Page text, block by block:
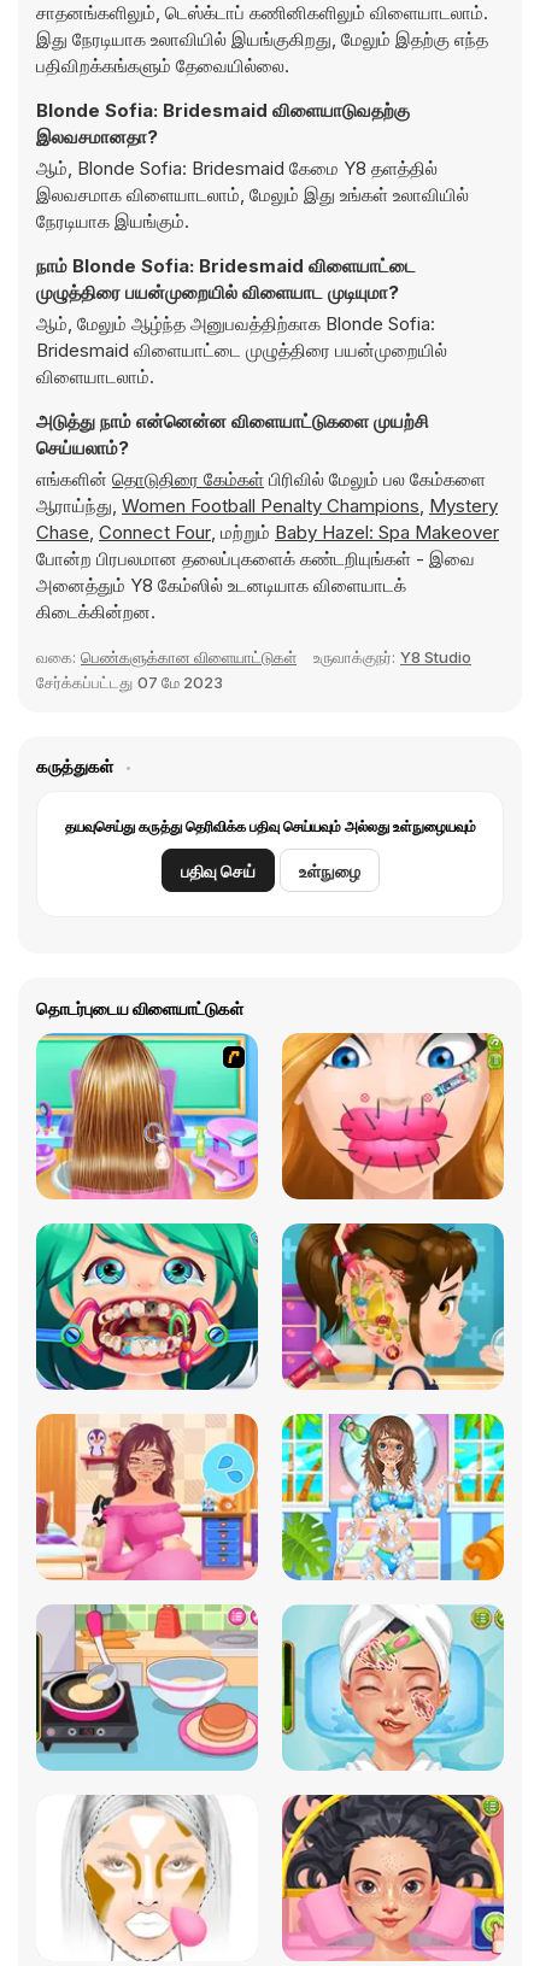
சாதனங்களிலும், டெஸ்க்டாப் கணினிகளிலும் விளையாடலாம்.
இது நேரடியாக உலாவியில் இயங்குகிறது, மேலும் இதற்கு எந்த
பதிவிறக்கங்களும் தேவையில்லை.
Blonde Sofia: Bridesmaid விளையாடுவதற்கு
இலவசமானதா?
ஆம், Blonde Sofia: Bridesmaid கேமை Y8 தளத்தில்
இலவசமாக விளையாடலாம், மேலும் இது உங்கள் உலாவியில்
நேரடியாக இயங்கும்.
நாம் Blonde Sofia: Bridesmaid விளையாட்டை
முழுத்திரை பயன்முறையில் விளையாட முடியுமா?
ஆம், மேலும் ஆழ்ந்த அனுபவத்திற்காக Blonde Sofia:
Bridesmaid விளையாட்டை முழுத்திரை பயன்முறையில்
விளையாடலாம்.
அடுத்து நாம் என்னென்ன விளையாட்டுகளை முயற்சி
செய்யலாம்?
எங்களின் தொடுதிரை கேம்கள் பிரிவில் மேலும் பல கேம்களை
ஆராய்ந்து, Women Football Penalty Champions, Mystery
Chase, Connect Four, மற்றும் Baby Hazel: Spa Makeover
போன்ற பிரபலமான தலைப்புகளைக் கண்டறியுங்கள் - இவை
அனைத்தும் Y8 கேம்ஸில் உடனடியாக விளையாடக்
கிடைக்கின்றன.
வகை: பெண்களுக்கான விளையாட்டுகள் உருவாக்குநர்: Y8 Studio
சேர்க்கப்பட்டது 07 மே 2023
கருத்துகள்
தயவுசெய்து கருத்து தெரிவிக்க பதிவு செய்யவும் அல்லது உள்நுழையவும்
பதிவு செய் உள்நுழை
தொடர்புடைய விளையாட்டுகள்